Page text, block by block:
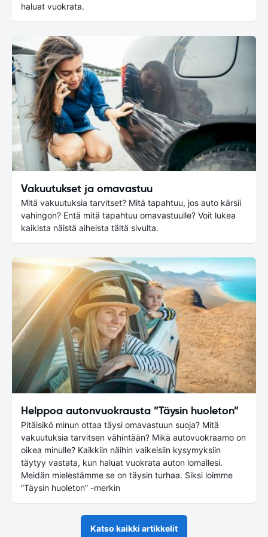
haluat vuokrata.
Vakuutukset ja omavastuu
Mitä vakuutuksia tarvitset? Mitä tapahtuu, jos auto kärsii
vahingon? Entä mitä tapahtuu omavastuulle? Voit lukea
kaikista näistä aiheista tältä sivulta.
Helppoa autonvuokrausta ”Täysin huoleton”
Pitäisikö minun ottaa täysi omavastuun suoja? Mitä
vakuutuksia tarvitsen vähintään? Mikä autovuokraamo on
oikea minulle? Kaikkiin näihin vaikeisiin kysymyksiin
täytyy vastata, kun haluat vuokrata auton lomallesi.
Meidän mielestämme se on täysin turhaa. Siksi loimme
”Täysin huoleton” -merkin
Katso kaikki artikkelit